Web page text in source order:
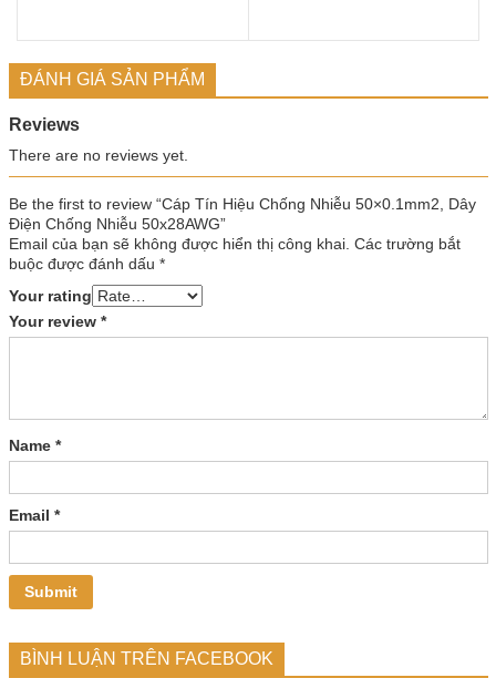
ĐÁNH GIÁ SẢN PHẨM
Reviews
There are no reviews yet.
Be the first to review “Cáp Tín Hiệu Chống Nhiễu 50×0.1mm2, Dây
Điện Chống Nhiễu 50x28AWG”
Email của bạn sẽ không được hiển thị công khai. Các trường bắt
buộc được đánh dấu *
Your rating
Your review *
Name *
Email *
BÌNH LUẬN TRÊN FACEBOOK